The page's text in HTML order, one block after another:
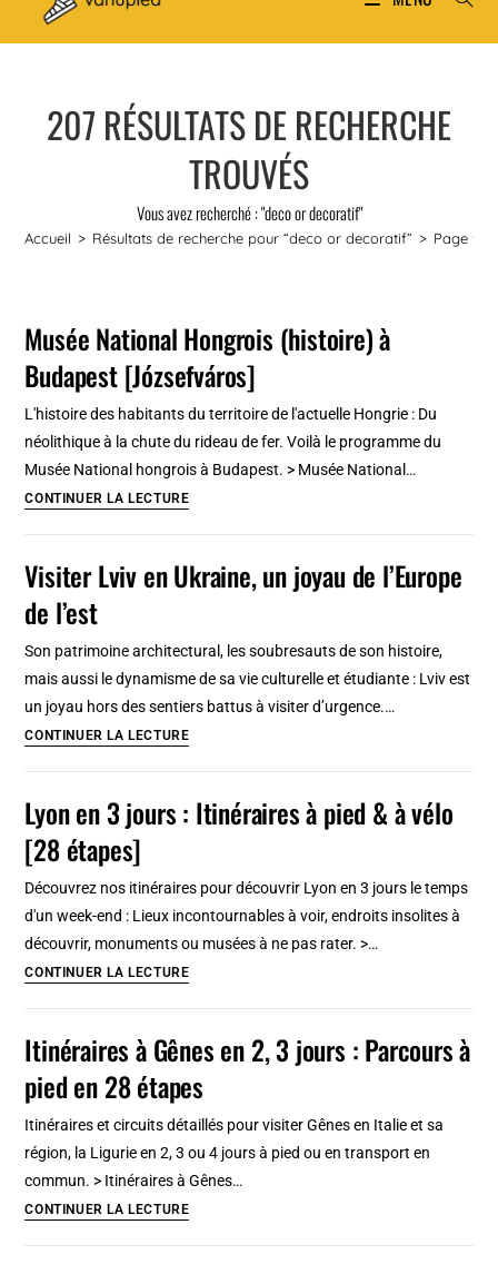
207 RÉSULTATS DE RECHERCHE
TROUVÉS
Vous avez recherché : "deco or decoratif"
Accueil > Résultats de recherche pour “deco or decoratif” > Page 9
Musée National Hongrois (histoire) à
Budapest [Józsefváros]
L'histoire des habitants du territoire de l'actuelle Hongrie : Du
néolithique à la chute du rideau de fer. Voilà le programme du
Musée National hongrois à Budapest. > Musée National…
CONTINUER LA LECTUREMusée
(histoire)
[Józsefváros]
Visiter Lviv en Ukraine, un joyau de l’Europe
de l’est
Son patrimoine architectural, les soubresauts de son histoire,
mais aussi le dynamisme de sa vie culturelle et étudiante : Lviv est
un joyau hors des sentiers battus à visiter d’urgence.…
CONTINUER LA LECTUREVisiter
Ukraine,
de
l’est
Lyon en 3 jours : Itinéraires à pied & à vélo
[28 étapes]
Découvrez nos itinéraires pour découvrir Lyon en 3 jours le temps
d'un week-end : Lieux incontournables à voir, endroits insolites à
découvrir, monuments ou musées à ne pas rater. >…
CONTINUER LA LECTURELyon
jours
:
à
Itinéraires à Gênes en 2, 3 jours : Parcours à
pied en 28 étapes
Itinéraires et circuits détaillés pour visiter Gênes en Italie et sa
région, la Ligurie en 2, 3 ou 4 jours à pied ou en transport en
commun. > Itinéraires à Gênes…
CONTINUER LA LECTUREItinéraires